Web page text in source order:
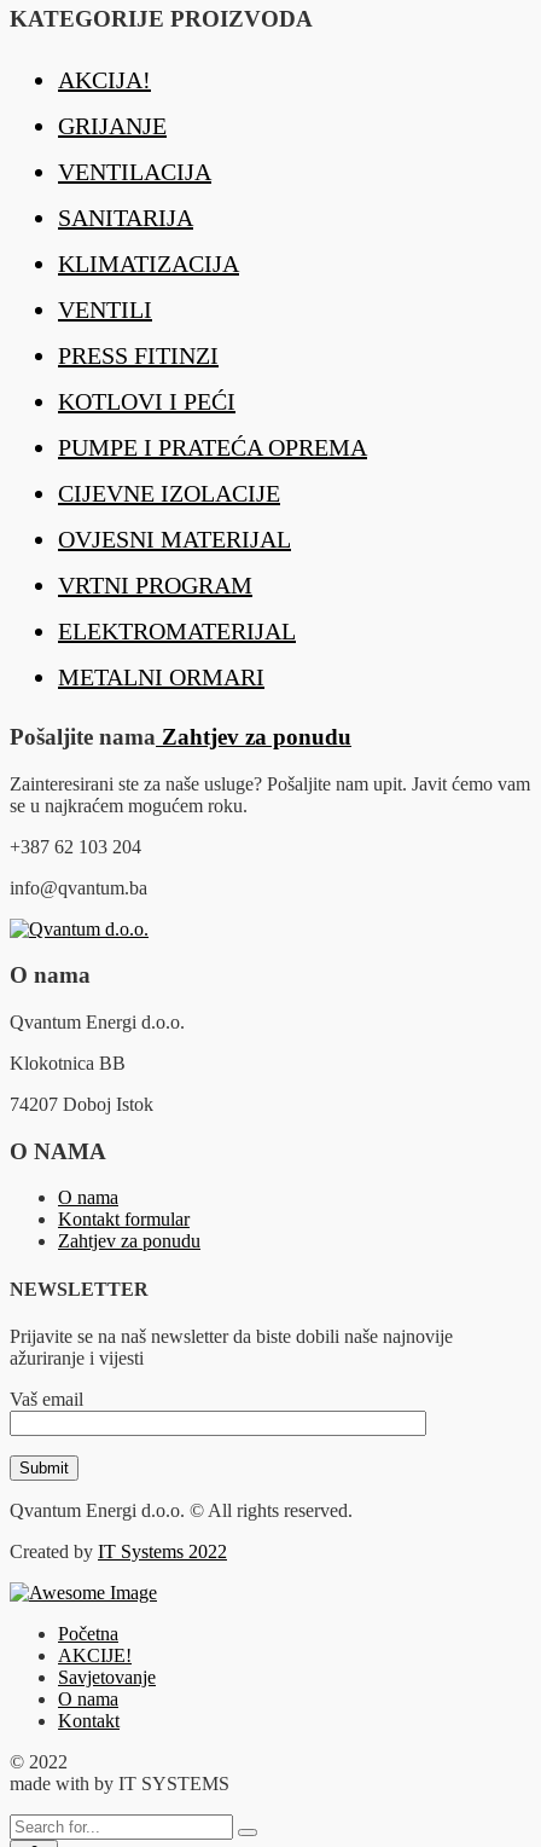
KATEGORIJE PROIZVODA
AKCIJA!
GRIJANJE
VENTILACIJA
SANITARIJA
KLIMATIZACIJA
VENTILI
PRESS FITINZI
KOTLOVI I PEĆI
PUMPE I PRATEĆA OPREMA
CIJEVNE IZOLACIJE
OVJESNI MATERIJAL
VRTNI PROGRAM
ELEKTROMATERIJAL
METALNI ORMARI
Pošaljite nama Zahtjev za ponudu
Zainteresirani ste za naše usluge? Pošaljite nam upit. Javit ćemo vam
se u najkraćem mogućem roku.
+387 62 103 204
info@qvantum.ba
O nama
Qvantum Energi d.o.o.
Klokotnica BB
74207 Doboj Istok
O NAMA
O nama
Kontakt formular
Zahtjev za ponudu
NEWSLETTER
Prijavite se na naš newsletter da biste dobili naše najnovije
ažuriranje i vijesti
Vaš email
Qvantum Energi d.o.o. © All rights reserved.
Created by IT Systems 2022
Početna
AKCIJE!
Savjetovanje
O nama
Kontakt
© 2022
made with by IT SYSTEMS